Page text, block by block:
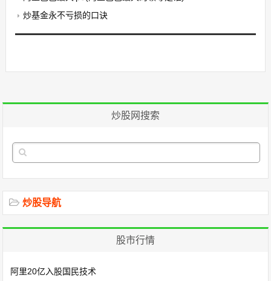
炒基金永不亏损的口诀
炒股网搜索
炒股导航
股市行情
阿里20亿入股国民技术